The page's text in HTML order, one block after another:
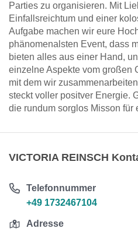
Parties zu organisieren. Mit
Einfallsreichtum und einer
Aufgabe machen wir eure
phänomenalsten Event, dass
bieten alles aus einer Hand,
einzelne Aspekte vom großen
mit dem wir
steckt voller positver Energie.
die rundum sorglos Misson für
VICTORIA REINSCH
Telefonnummer
+49 1732467104
Adresse